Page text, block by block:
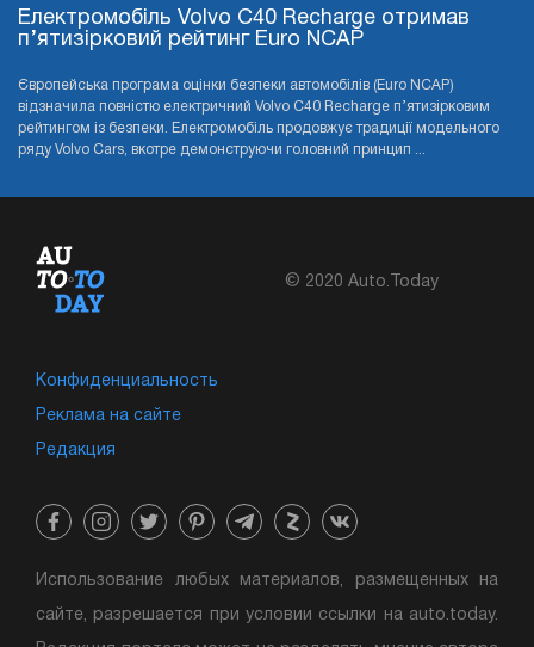
Електромобіль Volvo C40 Recharge отримав
п’ятизірковий рейтинг Euro NCAP
Європейська програма оцінки безпеки автомобілів (Euro NCAP)
відзначила повністю електричний Volvo C40 Recharge п’ятизірковим
рейтингом із безпеки. Електромобіль продовжує традиції модельного
ряду Volvo Cars, вкотре демонструючи головний принцип ...
© 2020 Auto.Today
Конфиденциальность
Реклама на сайте
Редакция
Использование любых материалов, размещенных на
сайте, разрешается при условии ссылки на auto.today.